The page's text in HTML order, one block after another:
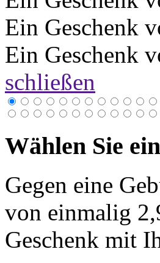
Ein Geschenk
Ein Geschenk
schließen
Wählen Sie
Gegen eine
von einmalig
Geschenk mit